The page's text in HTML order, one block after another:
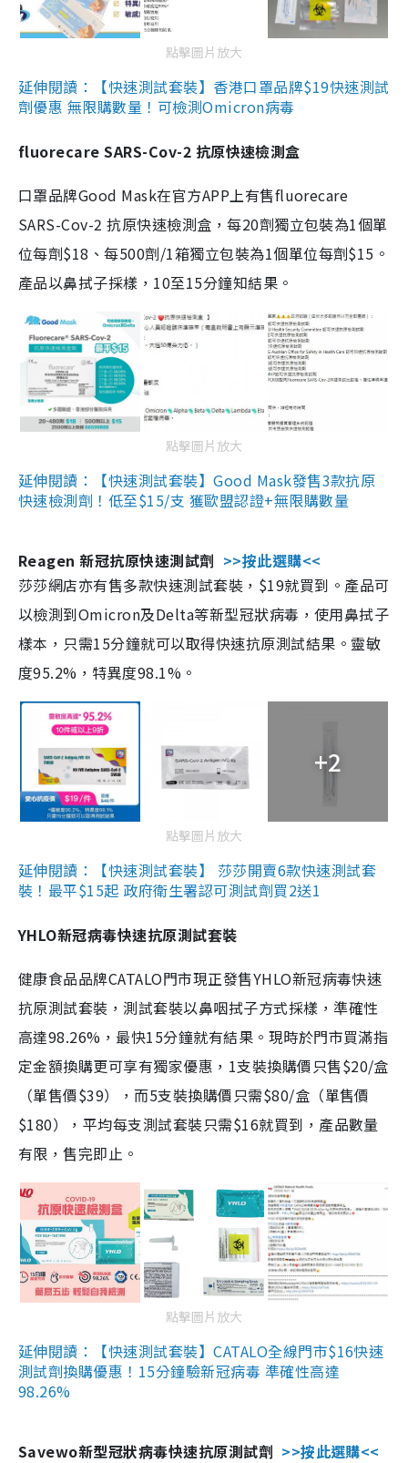
點擊圖片放大
延伸閱讀：【快速測試套裝】香港口罩品牌$19快速測試
劑優惠 無限購數量！可檢測Omicron病毒
fluorecare SARS-Cov-2 抗原快速檢測盒
口罩品牌Good Mask在官方APP上有售fluorecare
SARS-Cov-2 抗原快速檢測盒，每20劑獨立包裝為1個單
位每劑$18、每500劑/1箱獨立包裝為1個單位每劑$15。
產品以鼻拭子採樣，10至15分鐘知結果。
點擊圖片放大
延伸閱讀：【快速測試套裝】Good Mask發售3款抗原
快速檢測劑！低至$15/支 獲歐盟認證+無限購數量
Reagen 新冠抗原快速測試劑 >>按此選購<<
莎莎網店亦有售多款快速測試套裝，$19就買到。產品可
以檢測到Omicron及Delta等新型冠狀病毒，使用鼻拭子
樣本，只需15分鐘就可以取得快速抗原測試結果。靈敏
度95.2%，特異度98.1%。
+2
點擊圖片放大
延伸閱讀：【快速測試套裝】 莎莎開賣6款快速測試套
裝！最平$15起 政府衛生署認可測試劑買2送1
YHLO新冠病毒快速抗原測試套裝
健康食品品牌CATALO門市現正發售YHLO新冠病毒快速
抗原測試套裝，測試套裝以鼻咽拭子方式採樣，準確性
高達98.26%，最快15分鐘就有結果。現時於門市買滿指
定金額換購更可享有獨家優惠，1支裝換購價只售$20/盒
（單售價$39），而5支裝換購價只需$80/盒（單售價
$180），平均每支測試套裝只需$16就買到，產品數量
有限，售完即止。
點擊圖片放大
延伸閱讀：【快速測試套裝】CATALO全線門市$16快速
測試劑換購優惠！15分鐘驗新冠病毒 準確性高達
98.26%
Savewo新型冠狀病毒快速抗原測試劑 >>按此選購<<